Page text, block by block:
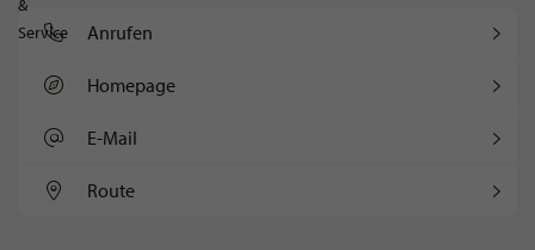
Anrufen
Homepage
E-Mail
Route